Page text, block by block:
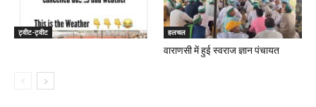
ट्वीट-ट्वीट हलचल
वाराणसी में हुई स्वराज ज्ञान पंचायत